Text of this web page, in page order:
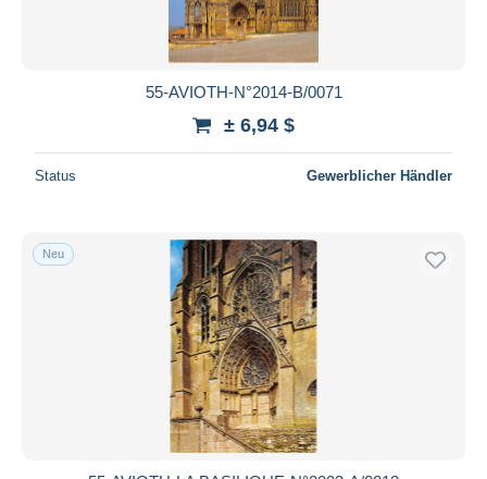
55-AVIOTH-N°2014-B/0071
± 6,94 $
Status Gewerblicher Händler
Neu